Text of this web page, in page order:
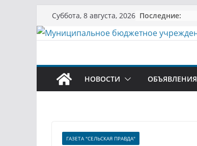
Перейти
к
содержимому
Суббота, 8 августа, 2026 Последние:
НОВОСТИ ОБЪЯВЛЕНИЯ
ГАЗЕТА "СЕЛЬСКАЯ ПРАВДА"